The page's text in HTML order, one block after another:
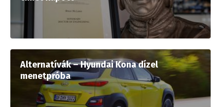
Alternatívák – Hyundai Kona dízel
menetpróba